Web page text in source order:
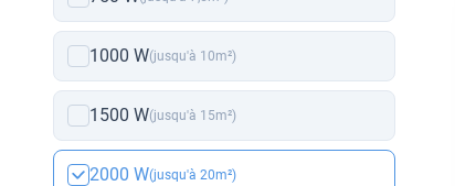
1000 W(jusqu'à 10m²)
1500 W(jusqu'à 15m²)
2000 W(jusqu'à 20m²)